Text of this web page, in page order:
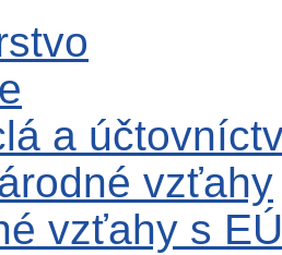
a
vzťahy
vzťahy s EÚ